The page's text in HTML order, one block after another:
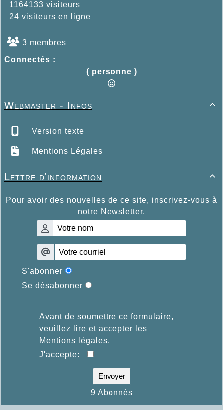
1164133 visiteurs
24 visiteurs en ligne
3 membres
Connectés :
( personne )

Webmaster - Infos
Version texte
Mentions Légales

Lettre d'information
Pour avoir des nouvelles de ce site, inscrivez-vous à
notre Newsletter.
S'abonner
Se désabonner
Avant de soumettre ce formulaire,
veuillez lire et accepter les
Mentions légales.
J'accepte:
Envoyer
9 Abonnés